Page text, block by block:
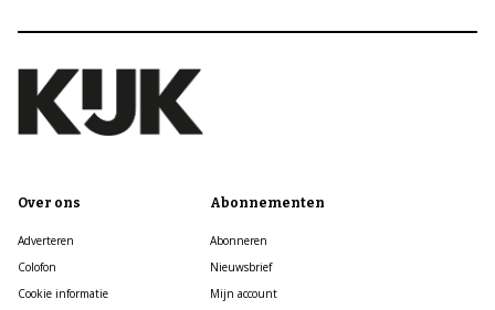
Over ons
Adverteren
Colofon
Cookie informatie
Abonnementen
Abonneren
Nieuwsbrief
Mijn account